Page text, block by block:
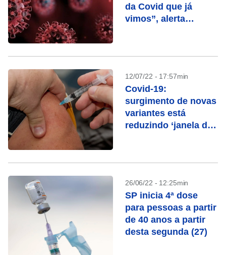
da Covid que já
vimos”, alerta
12/07/22 - 17:57min
Covid-19:
surgimento de novas
variantes está
reduzindo ‘janela de
26/06/22 - 12:25min
SP inicia 4ª dose
para pessoas a partir
de 40 anos a partir
desta segunda (27)